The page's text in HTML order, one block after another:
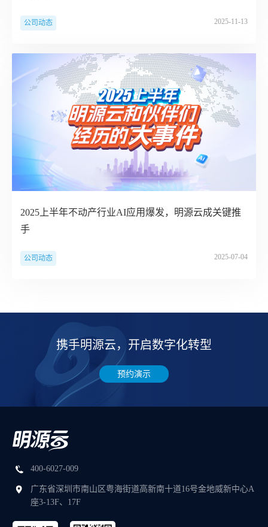
公司动态 2025-11-13
2025上半年不动产行业AI应用爆发，明源云成关键推
手
公司动态 2025-07-04
携手明源云，开启数字化转型
预约演示
400-6027-009
广东省深圳市南山区粤海街道高新南十道16号金地威新中心A
座3-13F、17F